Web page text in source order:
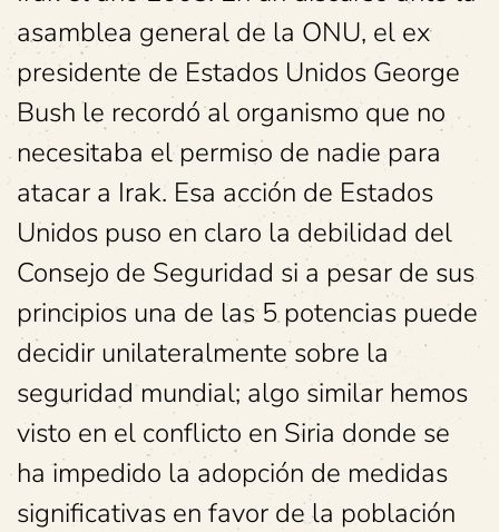
asamblea general de la ONU, el ex
presidente de Estados Unidos George
Bush le recordó al organismo que no
necesitaba el permiso de nadie para
atacar a Irak. Esa acción de Estados
Unidos puso en claro la debilidad del
Consejo de Seguridad si a pesar de sus
principios una de las 5 potencias puede
decidir unilateralmente sobre la
seguridad mundial; algo similar hemos
visto en el conflicto en Siria donde se
ha impedido la adopción de medidas
significativas en favor de la población